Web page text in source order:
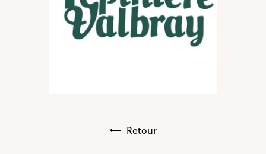
Retour